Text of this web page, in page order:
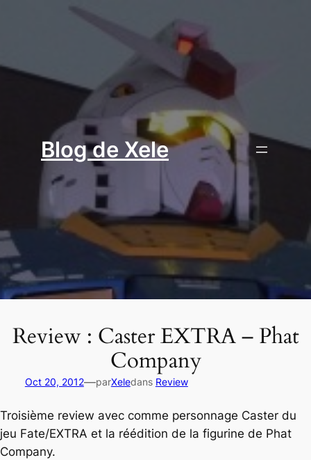
Blog de Xele
Review : Caster EXTRA – Phat
Company
Oct 20, 2012—parXeledans Review
Troisième review avec comme personnage Caster du
jeu Fate/EXTRA et la réédition de la figurine de Phat
Company.